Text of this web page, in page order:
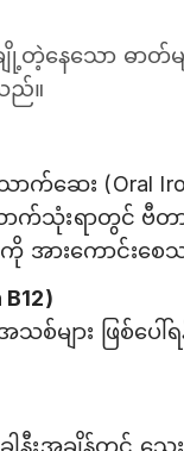
နေသော ဓာတ်မ
ည်။
ာက်ဆေး (Oral
က်သုံးရာတွင် ဗီတာ
အားကောင်းစေ
ား ဖြစ်ပေါ်ရ
နီးအချိန်တွင် သွေ